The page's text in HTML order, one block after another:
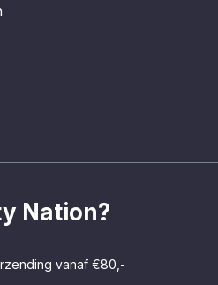
Nation?
vanaf €80,-